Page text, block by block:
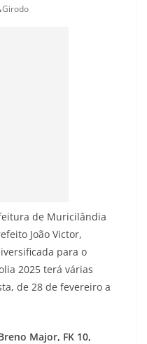
Girodo
de Muricilândia
João Victor,
para o
2025 terá várias
de 28 de fevereiro a
Major, FK 10,